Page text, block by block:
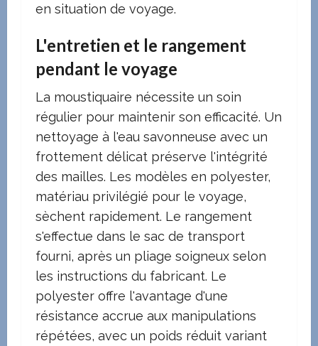
en situation de voyage.
L'entretien et le rangement
pendant le voyage
La moustiquaire nécessite un soin
régulier pour maintenir son efficacité. Un
nettoyage à l'eau savonneuse avec un
frottement délicat préserve l'intégrité
des mailles. Les modèles en polyester,
matériau privilégié pour le voyage,
sèchent rapidement. Le rangement
s'effectue dans le sac de transport
fourni, après un pliage soigneux selon
les instructions du fabricant. Le
polyester offre l'avantage d'une
résistance accrue aux manipulations
répétées, avec un poids réduit variant